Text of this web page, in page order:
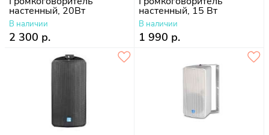
настенный, 20Вт
В наличии
2 300 р.
настенный, 15 Вт
В наличии
1 990 р.